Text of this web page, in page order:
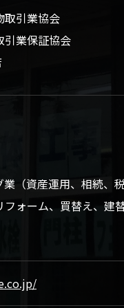
取引業協会
引業保証協会
（資産運用、相続、
ォーム、買替え、建